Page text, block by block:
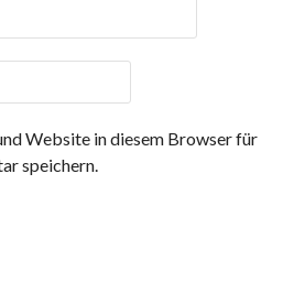
Website in diesem Browser für
speichern.